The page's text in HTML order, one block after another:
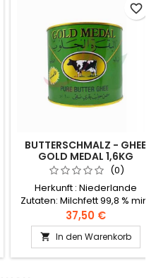
BUTTERSCHMALZ - GHEE
GOLD MEDAL 1,6KG
(0)
Herkunft : Niederlande
Zutaten: Milchfett 99,8 % min,
Feuchtigkeit 0,2 % max
Aromastoffe geklärte Butter
aus Kuhmilch (Al Bakara Al
Haloub).Bei Raumtemperatur
37,50 €
 In den Warenkorb
favorite_border